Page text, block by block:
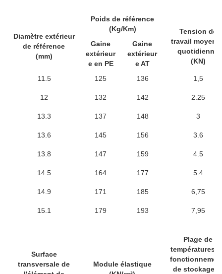
Diamètre extérieur
de référence
(mm)
Poids de référence
(Kg/Km)
Tension de
travail
quotidienne
(KN)
Gaine
extérieur
e en PE
Gaine
extérieur
e AT
11.5
125 136 1,5
12 132 142 2.25
13.3 137 148 3
13.6 145 156 3.6
13.8 147 159 4.5
14.5 164 177 5.4
14.9 171 185 6,75
15.1 179 193 7,95
Surface
transversale de
Module élastique
Plage de
températures
de stockage